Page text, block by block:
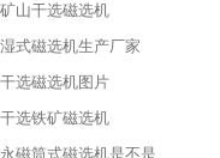
山干选磁选机
式磁选机生产厂家
选磁选机图片
选铁矿磁选机